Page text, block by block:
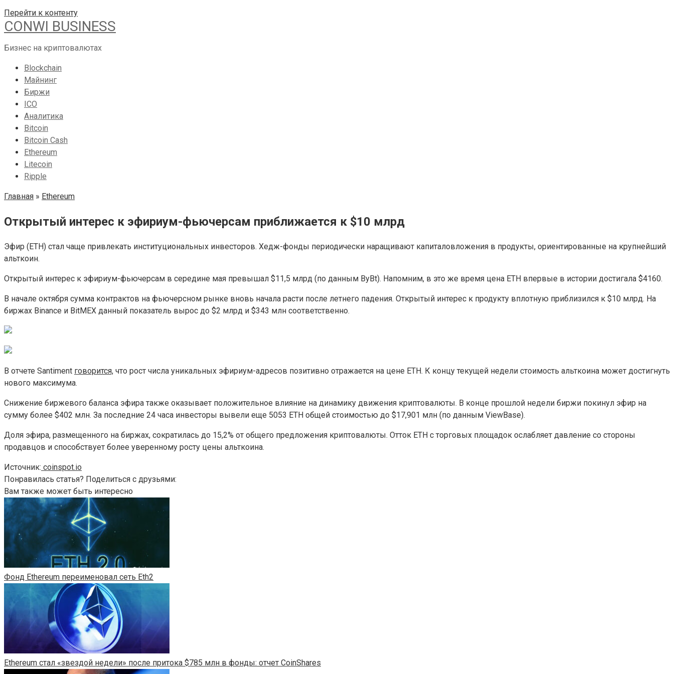
Перейти к контенту
CONWI BUSINESS
Бизнес на криптовалютах
Blockchain
Майнинг
Биржи
ICO
Аналитика
Bitcoin
Bitcoin Cash
Ethereum
Litecoin
Ripple
Главная » Ethereum
Открытый интерес к эфириум-фьючерсам приближается к $10 млрд
Эфир (ETH) стал чаще привлекать институциональных инвесторов. Хедж-фонды периодически наращивают капиталовложения в продукты, ориентированные на крупнейший
альткоин.
Открытый интерес к эфириум-фьючерсам в середине мая превышал $11,5 млрд (по данным ByBt). Напомним, в это же время цена ETH впервые в истории достигала $4160.
В начале октября сумма контрактов на фьючерсном рынке вновь начала расти после летнего падения. Открытый интерес к продукту вплотную приблизился к $10 млрд. На
биржах Binance и BitMEX данный показатель вырос до $2 млрд и $343 млн соответственно.
В отчете Santiment говорится, что рост числа уникальных эфириум-адресов позитивно отражается на цене ETH. К концу текущей недели стоимость альткоина может достигнуть
нового максимума.
Снижение биржевого баланса эфира также оказывает положительное влияние на динамику движения криптовалюты. В конце прошлой недели биржи покинул эфир на
сумму более $402 млн. За последние 24 часа инвесторы вывели еще 5053 ETH общей стоимостью до $17,901 млн (по данным ViewBase).
Доля эфира, размещенного на биржах, сократилась до 15,2% от общего предложения криптовалюты. Отток ETH с торговых площадок ослабляет давление со стороны
продавцов и способствует более уверенному росту цены альткоина.
Источник: coinspot.io
Понравилась статья? Поделиться с друзьями:
Вам также может быть интересно
Фонд Ethereum переименовал сеть Eth2
Ethereum стал «звездой недели» после притока $785 млн в фонды: отчет CoinShares